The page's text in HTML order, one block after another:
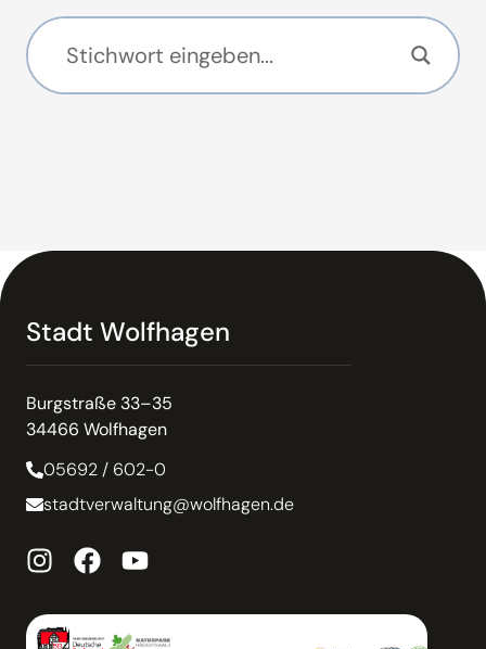
Stadt Wolfhagen
Burgstraße 33–35
34466 Wolfhagen
05692 / 602-0
stadtverwaltung@wolfhagen.de